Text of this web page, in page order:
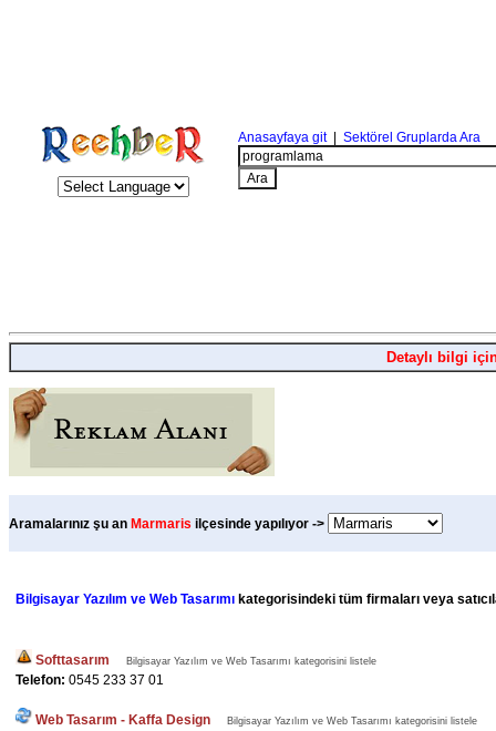
Anasayfaya git| Sektörel Gruplarda Ara
Detaylı bilgi
Aramalarınız şu an Marmaris ilçesinde yapılıyor ->
Bilgisayar Yazılım ve Web Tasarımı kategorisindeki tüm firmaları veya
Softtasarım Bilgisayar Yazılım ve Web Tasarımı kategorisini listele
Telefon: 0545 233 37 01
Web Tasarım - Kaffa Design Bilgisayar Yazılım ve Web Tasarımı kategorisini listele